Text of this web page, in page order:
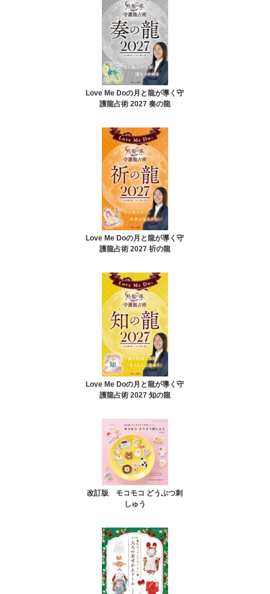
Love Me Doの月と龍が導く守
護龍占術 2027 奏の龍
Love Me Doの月と龍が導く守
護龍占術 2027 祈の龍
Love Me Doの月と龍が導く守
護龍占術 2027 知の龍
改訂版 モコモコ どうぶつ刺
しゅう